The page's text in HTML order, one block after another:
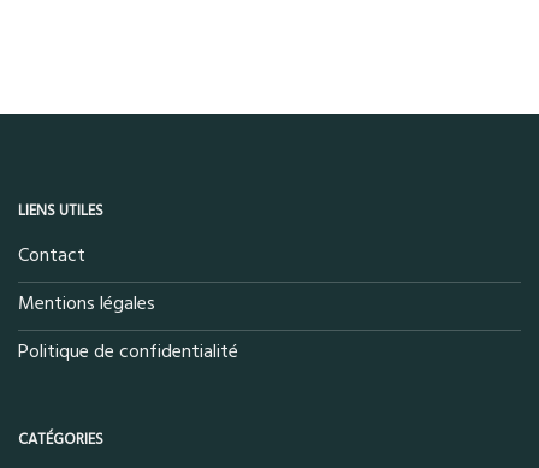
LIENS UTILES
Contact
Mentions légales
Politique de confidentialité
CATÉGORIES